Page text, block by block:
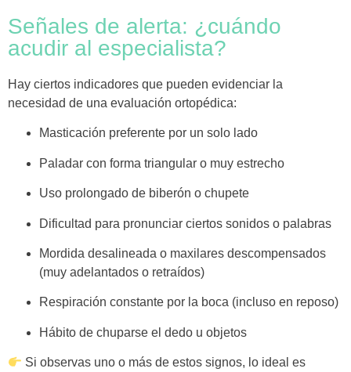
Señales de alerta: ¿cuándo
acudir al especialista?
Hay ciertos indicadores que pueden evidenciar la
necesidad de una evaluación ortopédica:
Masticación preferente por un solo lado
Paladar con forma triangular o muy estrecho
Uso prolongado de biberón o chupete
Dificultad para pronunciar ciertos sonidos o palabras
Mordida desalineada o maxilares descompensados
(muy adelantados o retraídos)
Respiración constante por la boca (incluso en reposo)
Hábito de chuparse el dedo u objetos
Si observas uno o más de estos signos, lo ideal es